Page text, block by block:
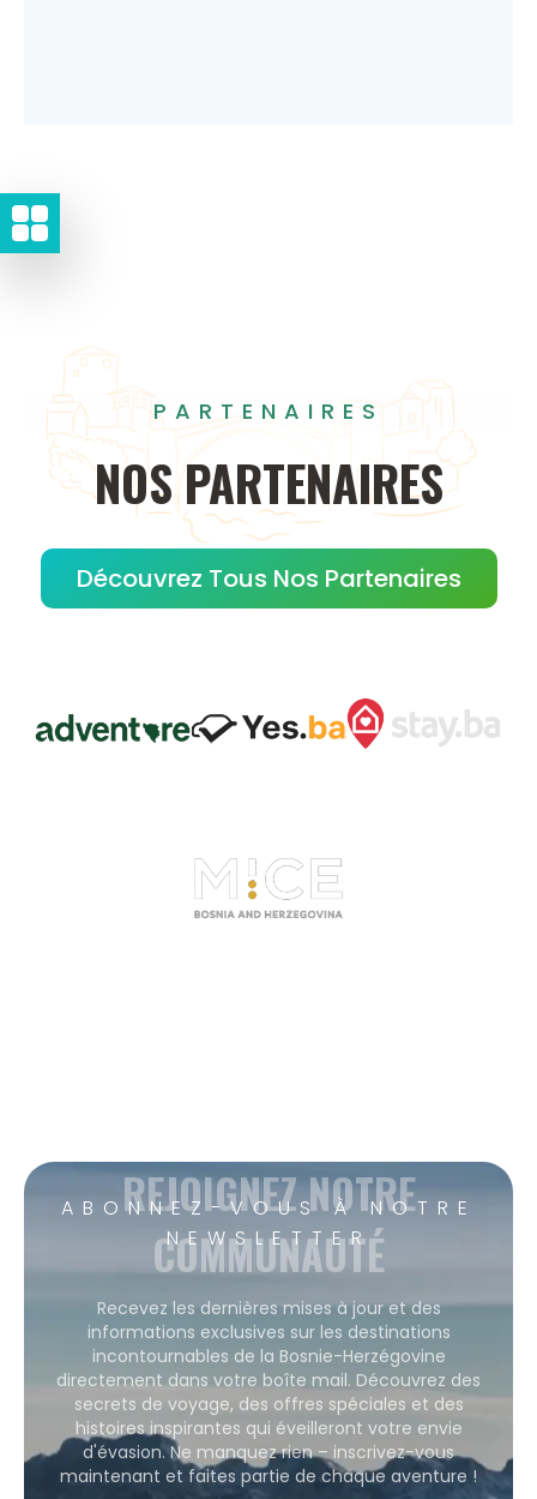
PARTENAIRES
NOS PARTENAIRES
Découvrez Tous Nos Partenaires
ABONNEZ-VOUS À NOTRE
NEWSLETTER
REJOIGNEZ NOTRE
COMMUNAUTÉ
Recevez les dernières mises à jour et des
informations exclusives sur les destinations
incontournables de la Bosnie-Herzégovine
directement dans votre boîte mail. Découvrez des
secrets de voyage, des offres spéciales et des
histoires inspirantes qui éveilleront votre envie
d'évasion. Ne manquez rien – inscrivez-vous
maintenant et faites partie de chaque aventure !